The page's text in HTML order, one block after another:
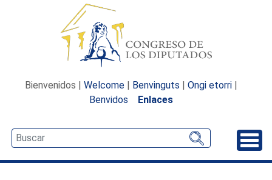
Bienvenidos | Welcome | Benvinguts | Ongi etorri |
Benvidos
Enlaces